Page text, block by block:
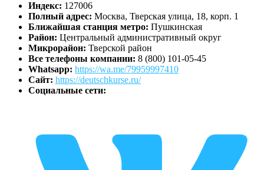
Индекс: 127006
Полный адрес: Москва, Тверская улица, 18, корп. 1
Ближайшая станция метро: Пушкинская
Район: Центральный административный округ
Микрорайон: Тверской район
Все телефоны компании: 8 (800) 101-05-45
Whatsapp: https://wa.me/79959997410
Сайт: https://deutschkurse.ru/
Социальные сети: